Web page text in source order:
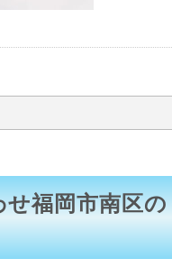
福岡市南区